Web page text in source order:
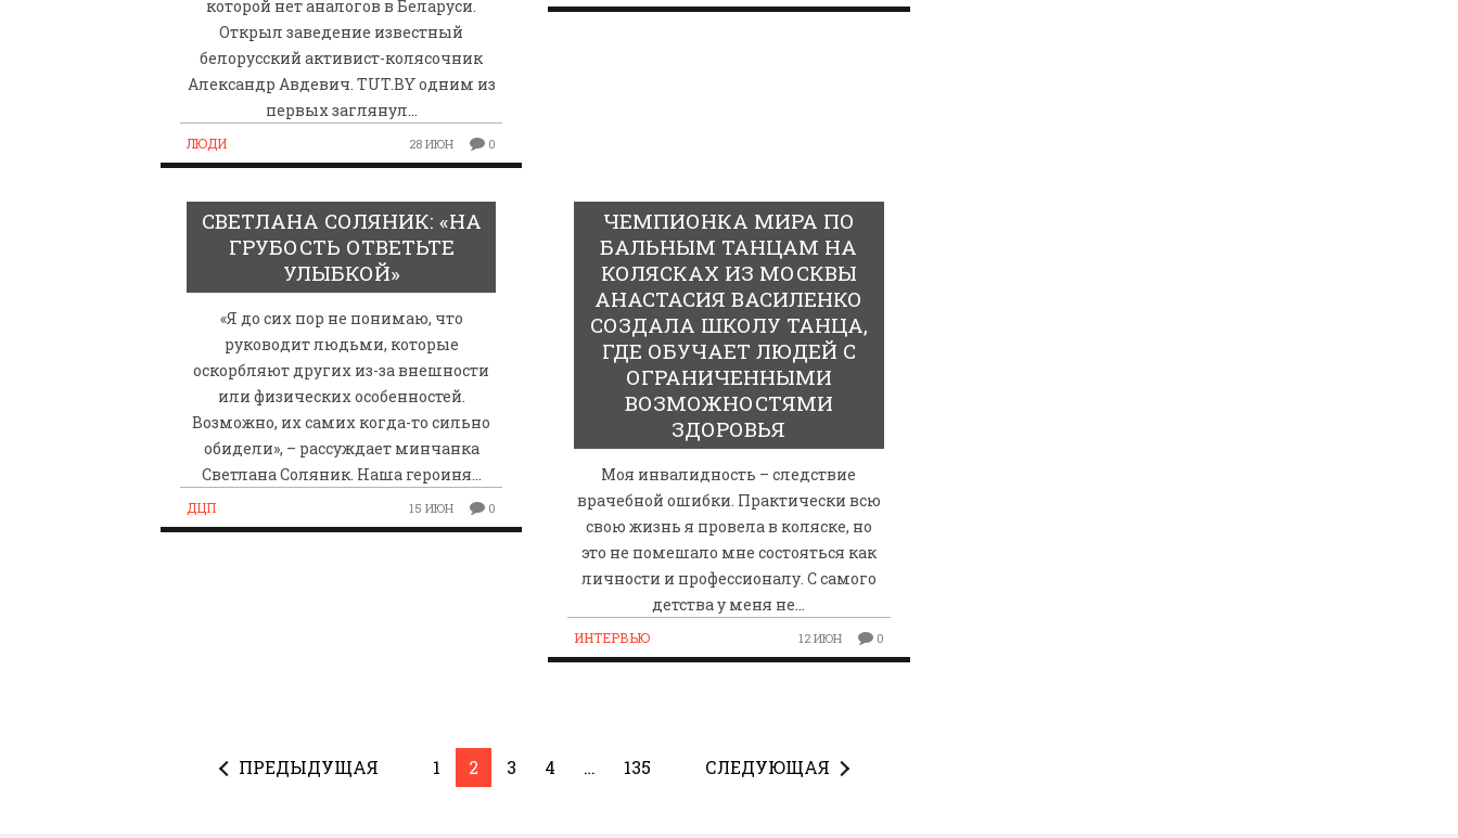
которой нет аналогов в Беларуси.
Открыл заведение известный
белорусский активист-колясочник
Александр Авдевич. TUT.BY одним из
первых заглянул…
ЛЮДИ 28 ИЮН 0
СВЕТЛАНА СОЛЯНИК: «НА
ГРУБОСТЬ ОТВЕТЬТЕ
УЛЫБКОЙ»
«Я до сих пор не понимаю, что
руководит людьми, которые
оскорбляют других из-за внешности
или физических особенностей.
Возможно, их самих когда-то сильно
обидели», – рассуждает минчанка
Светлана Соляник. Наша героиня…
ДЦП 15 ИЮН 0
ЧЕМПИОНКА МИРА ПО
БАЛЬНЫМ ТАНЦАМ НА
КОЛЯСКАХ ИЗ МОСКВЫ
АНАСТАСИЯ ВАСИЛЕНКО
СОЗДАЛА ШКОЛУ ТАНЦА,
ГДЕ ОБУЧАЕТ ЛЮДЕЙ С
ОГРАНИЧЕННЫМИ
ВОЗМОЖНОСТЯМИ
ЗДОРОВЬЯ
Моя инвалидность – следствие
врачебной ошибки. Практически всю
свою жизнь я провела в коляске, но
это не помешало мне состояться как
личности и профессионалу. С самого
детства у меня не…
ИНТЕРВЬЮ 12 ИЮН 0
ПРЕДЫДУЩАЯ 1 2 3 4 … 135 СЛЕДУЮЩАЯ